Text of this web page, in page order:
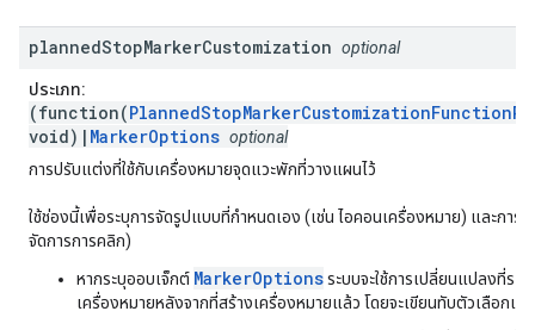
plannedStopMarkerCustomization optional
ประเภท:
(function(
void)| MarkerOptions optional
การปรับแต่งที่ใช้กับเครื่องหมายจุดแวะพักที่วางแผนไว้
ใช้ช่องนี้เพื่อระบุการจัดรูปแบบที่กำหนดเอง (เช่น ไอคอนเครื่องหมาย) และการโ
จัดการการคลิก)
หากระบุออบเจ็กต์ MarkerOptionsระบบจะใช้การเปลี่ยนแปลงที่ระบุ
เครื่องหมายหลังจากที่สร้างเครื่องหมายแล้ว โดยจะเขียนทับตัวเลือกเริ่